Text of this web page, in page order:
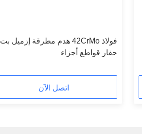
فولاذ 42CrMo هدم مطرقة إزميل بت
حفار قواطع أجزاء
اتصل الآن